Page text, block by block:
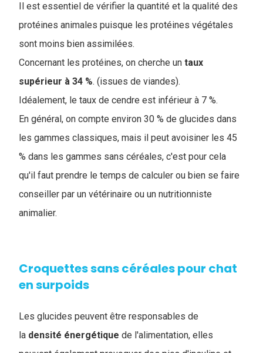
Il est essentiel de vérifier la quantité et la qualité des
protéines animales puisque les protéines végétales
sont moins bien assimilées.
Concernant les protéines, on cherche un taux
supérieur à 34 %. (issues de viandes).
Idéalement, le taux de cendre est inférieur à 7 %.
En général, on compte environ 30 % de glucides dans
les gammes classiques, mais il peut avoisiner les 45
% dans les gammes sans céréales, c'est pour cela
qu'il faut prendre le temps de calculer ou bien se faire
conseiller par un vétérinaire ou un nutritionniste
animalier.
Croquettes sans céréales pour chat
en surpoids
Les glucides peuvent être responsables de
la densité énergétique de l'alimentation, elles